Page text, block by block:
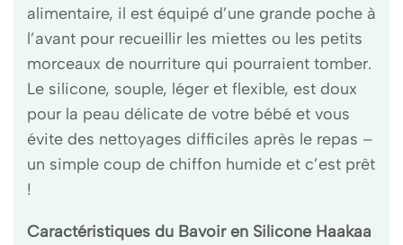
alimentaire, il est équipé d’une grande poche à
l’avant pour recueillir les miettes ou les petits
morceaux de nourriture qui pourraient tomber.
Le silicone, souple, léger et flexible, est doux
pour la peau délicate de votre bébé et vous
évite des nettoyages difficiles après le repas –
un simple coup de chiffon humide et c’est prêt
!
Caractéristiques du Bavoir en Silicone Haakaa